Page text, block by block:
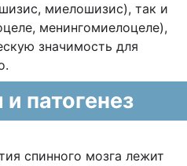
миелошизис), так и
менингомиелоцеле),
значимость для
патогенез
спинного мозга лежит